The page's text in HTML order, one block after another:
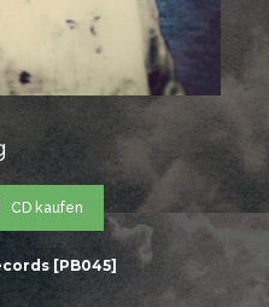
CD kaufen
[PB045]